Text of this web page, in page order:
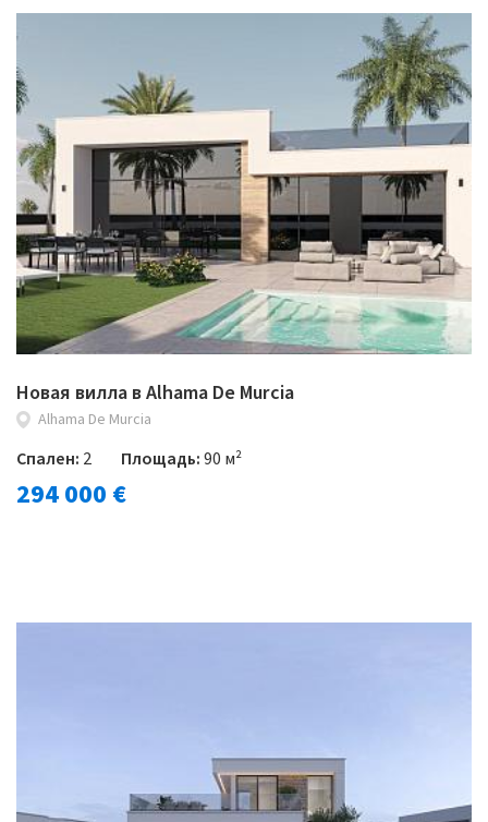
Новая вилла в Alhama De Murcia
Alhama De Murcia
Спален: 2 Площадь:90 м²
294 000 €